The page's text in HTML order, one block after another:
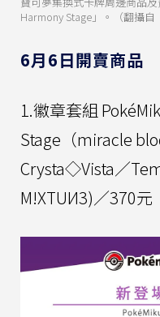
Harmony Stage」。（翻攝自
6月6日開賣商品
1.徽章套組
Stage（miracle
Crysta◇Vista／
M!XTUИ3)／370元